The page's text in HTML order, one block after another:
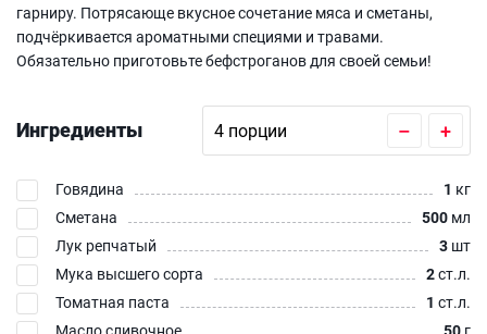
гарниру. Потрясающе вкусное сочетание мяса и сметаны,
подчёркивается ароматными специями и травами.
Обязательно приготовьте бефстроганов для своей семьи!
Ингредиенты – +
Говядина 1 кг
Сметана
500 мл
Лук репчатый
3 шт
Мука высшего сорта
2ст.л.
Томатная паста
1 ст.л.